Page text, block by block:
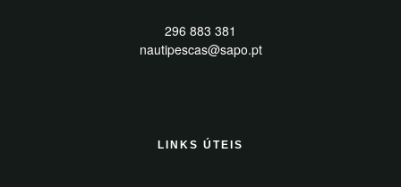
296 883 381
nautipescas@sapo.pt
LINKS ÚTEIS